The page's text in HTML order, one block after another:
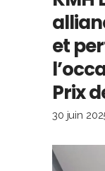
et
Prix
30 juin